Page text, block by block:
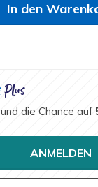
In den
und die Chance auf
ANMELDEN